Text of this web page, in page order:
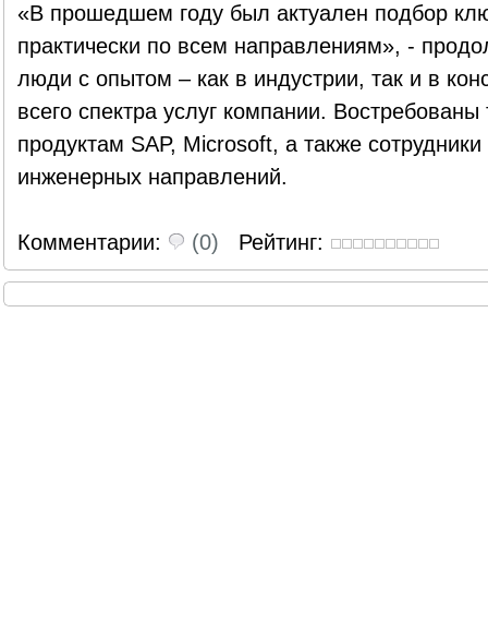
«В прошедшем году был актуален подбор
практически по всем направлениям», -
люди с опытом – как в индустрии, так и в
всего спектра услуг компании.
продуктам SAP, Microsoft, а также
инженерных направлений.
Комментарии: (0) Рейтинг: